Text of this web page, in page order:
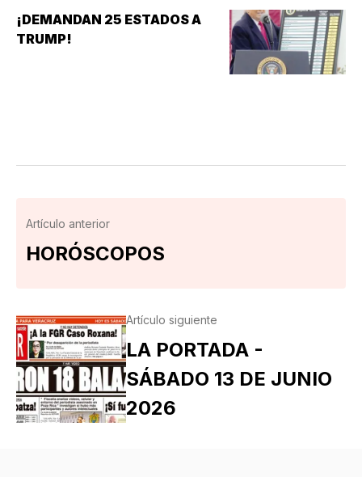
¡DEMANDAN 25 ESTADOS A
TRUMP!
Artículo anterior
HORÓSCOPOS
Artículo siguiente
LA PORTADA -
SÁBADO 13 DE JUNIO
2026